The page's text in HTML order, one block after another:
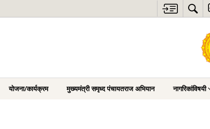
योजना/कार्यक्रम मुख्यमंत्री समृध्द पंचायतराज अभियान नागरिकांविषयी